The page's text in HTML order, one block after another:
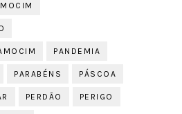
PANDEMIA
PARABÉNS PÁSCOA
PERDÃO PERIGO